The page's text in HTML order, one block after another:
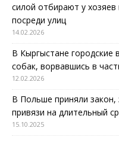
силой отбирают у
посреди улиц
14.02.2026
В Кыргыстане городские
собак, ворвавшись в
12.02.2026
В Польше приняли
привязи на длительный
15.10.2025